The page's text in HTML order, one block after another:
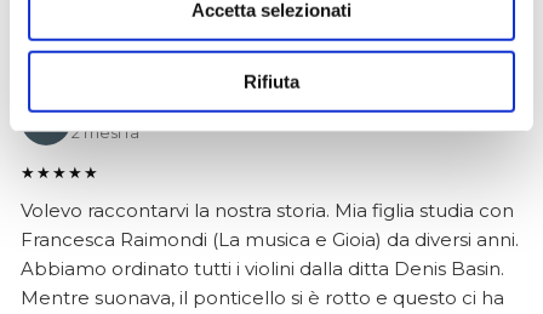
Accetta selezionati
Rifiuta
Anna Prokhorova
2 mesi fa
★★★★★
Volevo raccontarvi la nostra storia. Mia figlia studia con
Francesca Raimondi (La musica e Gioia) da diversi anni.
Abbiamo ordinato tutti i violini dalla ditta Denis Basin.
Mentre suonava, il ponticello si è rotto e questo ci ha